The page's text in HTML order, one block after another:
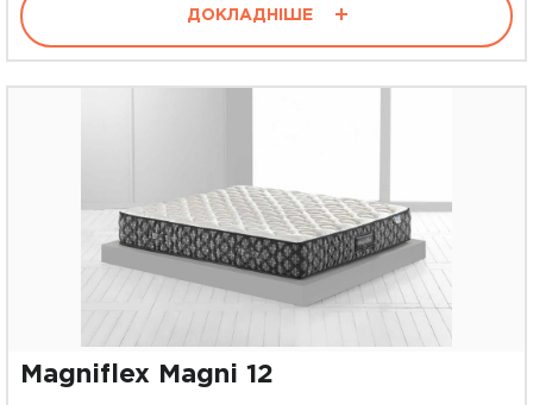
ДОКЛАДНІШЕ
Magniflex Magni 12